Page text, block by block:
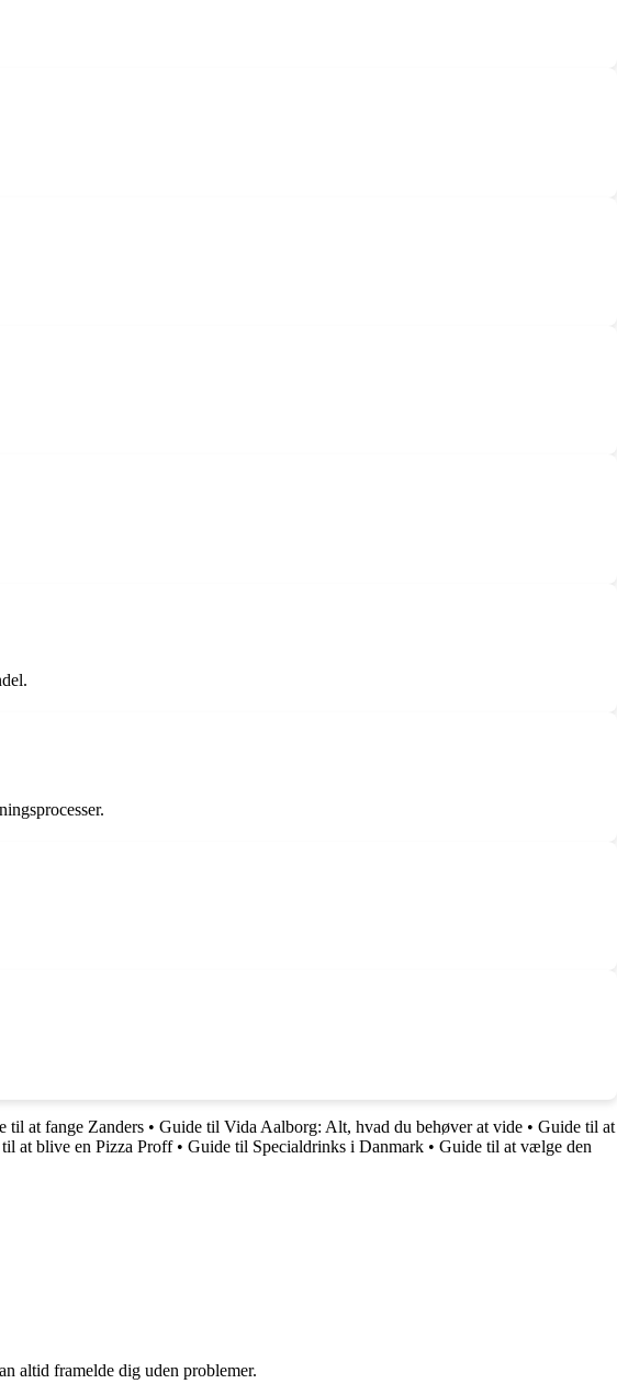
til at fange Zanders • Guide til Vida Aalborg: Alt, hvad du behøver at vide • Guide til at
at blive en Pizza Proff• Guide til Specialdrinks i Danmark • Guide til at vælge den
altid framelde dig uden problemer.